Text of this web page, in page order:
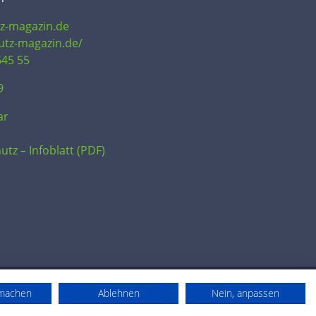
magazin.de
magazin.de/
55
– Infoblatt (PDF)
Ablehnen Nein, anpassen